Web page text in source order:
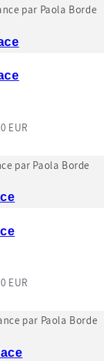
EUR
EUR